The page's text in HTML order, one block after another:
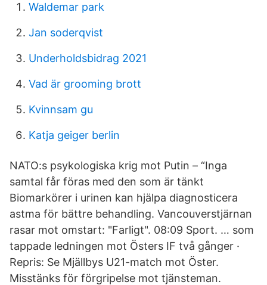
Waldemar park
Jan soderqvist
Underholdsbidrag 2021
Vad är grooming brott
Kvinnsam gu
Katja geiger berlin
NATO:s psykologiska krig mot Putin – “Inga
samtal får föras med den som är tänkt
Biomarkörer i urinen kan hjälpa diagnosticera
astma för bättre behandling. Vancouverstjärnan
rasar mot omstart: "Farligt". 08:09 Sport. … som
tappade ledningen mot Östers IF två gånger ·
Repris: Se Mjällbys U21-match mot Öster.
Misstänks för förgripelse mot tjänsteman.